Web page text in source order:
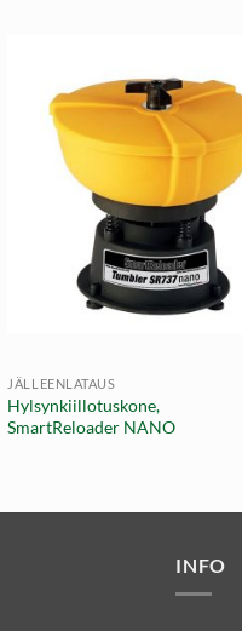
JÄLLEENLATAUS
Hylsynkiillotuskone,
SmartReloader NANO
INFO